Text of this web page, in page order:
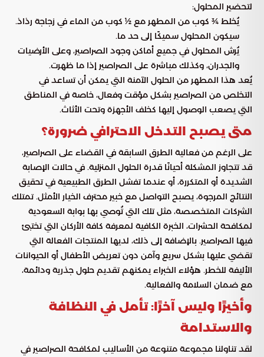
لتحضير المحلول:
يُخلط ¾ كوب من المطهر مع ½ كوب من الماء في زجاجة رذاذ.
سيكون المحلول سميكًا إلى حد ما.
يُرش المحلول في جميع أماكن وجود الصراصير، وعلى الأرضيات
والجدران، وكذلك مباشرة على الصراصير إذا ما ظهرت.
يُعد هذا المطهر من الحلول الآمنة التي يمكن أن تساعد في
التخلص من الصراصير بشكل مؤقت وفعال، خاصة في المناطق
التي يصعب الوصول إليها كخلف الأجهزة وتحت الأثاث.
متى يصبح التدخل الاحترافي ضرورة؟
على الرغم من فعالية الطرق السابقة في القضاء على الصراصير،
قد تتجاوز المشكلة أحيانًا قدرة الحلول المنزلية. في حالات الإصابة
الشديدة أو المتكررة، أو عندما تفشل الطرق الطبيعية في تحقيق
النتائج المرجوة، يصبح التواصل مع خبير محترف الخيار الأمثل. تمتلك
الشركات المتخصصة، مثل تلك التي تُوصي بها بوابة السعودية
لمكافحة الحشرات، الخبرة الكافية لمعرفة كافة الأركان التي تختبئ
فيها الصراصير. بالإضافة إلى ذلك، لديها المنتجات الفعالة التي
تقضي عليها بشكل سريع وآمن دون تعريض الأطفال أو الحيوانات
الأليفة للخطر. هؤلاء الخبراء يمكنهم تقديم حلول جذرية ودائمة،
مع ضمان السلامة والفعالية.
وأخيرًا وليس آخرًا: تأمل في النظافة
والاستدامة
لقد تناولنا مجموعة متنوعة من الأساليب لمكافحة الصراصير في